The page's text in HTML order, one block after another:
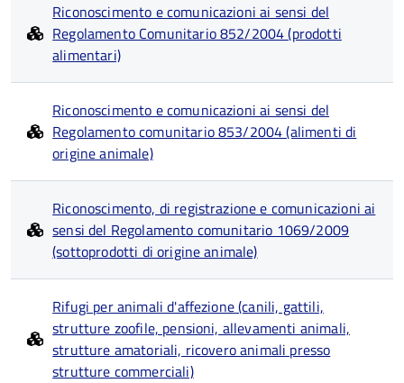
Riconoscimento e comunicazioni ai sensi del
Regolamento Comunitario 852/2004 (prodotti
alimentari)
Riconoscimento e comunicazioni ai sensi del
Regolamento comunitario 853/2004 (alimenti di
origine animale)
Riconoscimento, di registrazione e comunicazioni ai
sensi del Regolamento comunitario 1069/2009
(sottoprodotti di origine animale)
Rifugi per animali d'affezione (canili, gattili,
strutture zoofile, pensioni, allevamenti animali,
strutture amatoriali, ricovero animali presso
strutture commerciali)